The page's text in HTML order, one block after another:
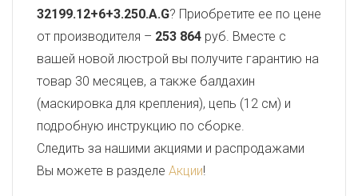
32199.12+6+3.250.A.G? Приобретите ее по цене
от производителя – 253 864 руб. Вместе с
вашей новой люстрой вы получите гарантию на
товар 30 месяцев, а также балдахин
(маскировка для крепления), цепь (12 см) и
подробную инструкцию по сборке.
Следить за нашими акциями и распродажами
Вы можете в разделе Акции!